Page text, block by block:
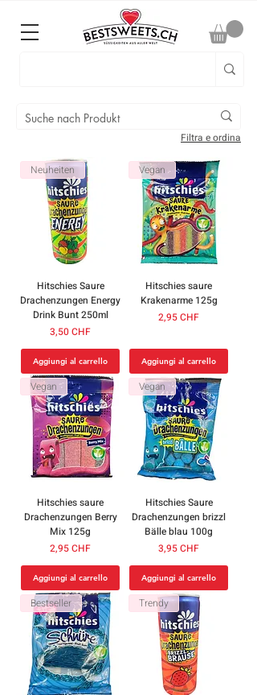
Filtra e ordina
Neuheiten
Hitschies Saure
Drachenzungen Energy
Drink Bunt 250ml
Prezzo
3,50 CHF
Aggiungi al carrello
Vegan
Hitschies saure
Krakenarme 125g
Prezzo
2,95 CHF
Aggiungi al carrello
Vegan
Hitschies saure
Drachenzungen Berry
Mix 125g
Prezzo
2,95 CHF
Aggiungi al carrello
Vegan
Hitschies Saure
Drachenzungen brizzl
Bälle blau 100g
Prezzo
3,95 CHF
Aggiungi al carrello
Bestseller Trendy